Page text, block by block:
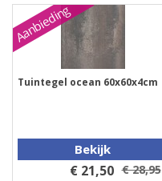
Aanbieding
Tuintegel ocean 60x60x4cm
Bekijk
€ 21,50 € 28,95